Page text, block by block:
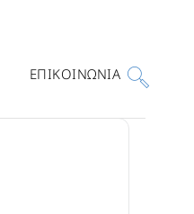
ΕΠΙΚΟΙΝΩΝΙΑ